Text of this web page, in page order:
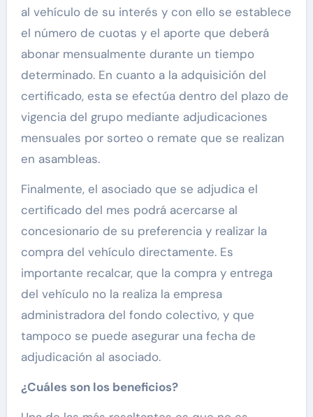
al vehículo de su interés y con ello se establece
el número de cuotas y el aporte que deberá
abonar mensualmente durante un tiempo
determinado. En cuanto a la adquisición del
certificado, esta se efectúa dentro del plazo de
vigencia del grupo mediante adjudicaciones
mensuales por sorteo o remate que se realizan
en asambleas.
Finalmente, el asociado que se adjudica el
certificado del mes podrá acercarse al
concesionario de su preferencia y realizar la
compra del vehículo directamente. Es
importante recalcar, que la compra y entrega
del vehículo no la realiza la empresa
administradora del fondo colectivo, y que
tampoco se puede asegurar una fecha de
adjudicación al asociado.
¿Cuáles son los beneficios?